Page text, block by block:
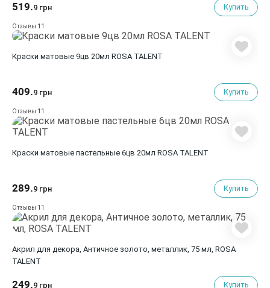
519.9 грн Купить
Отзывы 11
Краски матовые 9цв 20мл ROSA TALENT
409.9 грн Купить
Отзывы 11
Краски матовые пастельные 6цв 20мл ROSA TALENT
289.9 грн Купить
Отзывы 11
Акрил для декора, Античное золото, металлик, 75 мл, ROSA
TALENT
249.9 грн Купить